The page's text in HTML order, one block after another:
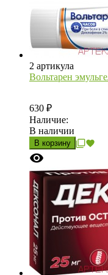
2 артикула
Вольтарен
630 ₽
Наличие:
В наличии
В корзину